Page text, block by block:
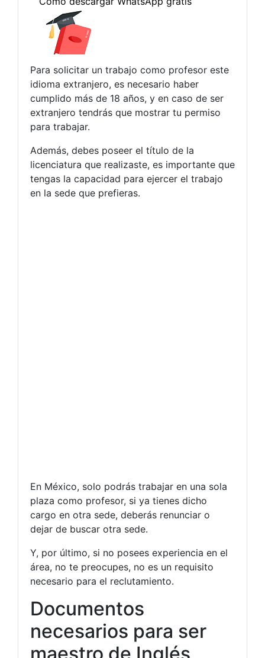
Para solicitar un trabajo como profesor este
idioma extranjero, es necesario haber
cumplido más de 18 años, y en caso de ser
extranjero tendrás que mostrar tu permiso
para trabajar.
Además, debes poseer el título de la
licenciatura que realizaste, es importante que
tengas la capacidad para ejercer el trabajo
en la sede que prefieras.
En México, solo podrás trabajar en una sola
plaza como profesor, si ya tienes dicho
cargo en otra sede, deberás renunciar o
dejar de buscar otra sede.
Y, por último, si no posees experiencia en el
área, no te preocupes, no es un requisito
necesario para el reclutamiento.
Documentos
necesarios para ser
maestro de Inglés